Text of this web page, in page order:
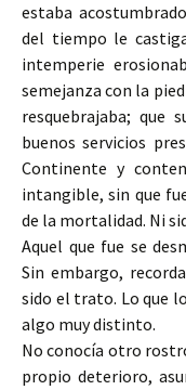
estaba
del tiempo le
intemperie
semejanza con la
resquebrajaba; que
buenos servicios
Continente y
intangible, sin que
de la mortalidad. Ni
Aquel que fue se
Sin embargo,
sido el trato. Lo que
algo muy distinto.
No conocía otro
propio deterioro,